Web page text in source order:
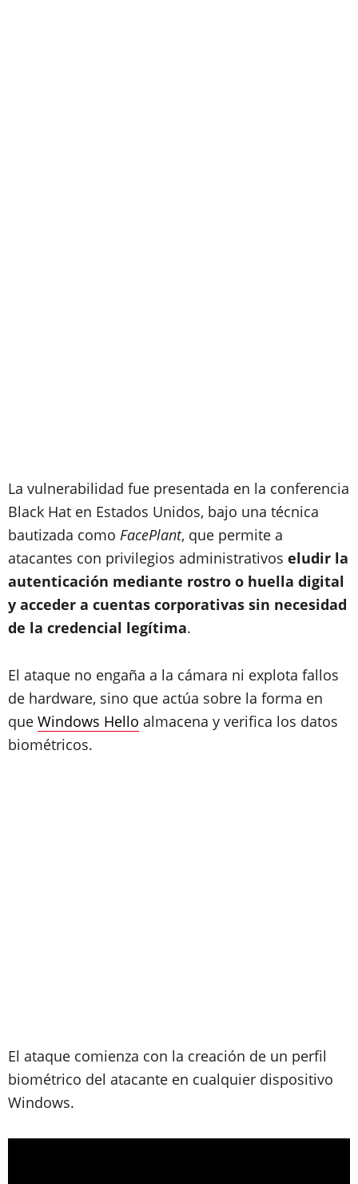
La vulnerabilidad fue presentada en la conferencia
Black Hat en Estados Unidos, bajo una técnica
bautizada como FacePlant, que permite a
atacantes con privilegios administrativos eludir la
autenticación mediante rostro o huella digital
y acceder a cuentas corporativas sin necesidad
de la credencial legítima.
El ataque no engaña a la cámara ni explota fallos
de hardware, sino que actúa sobre la forma en
que Windows Hello almacena y verifica los datos
biométricos.
El ataque comienza con la creación de un perfil
biométrico del atacante en cualquier dispositivo
Windows.